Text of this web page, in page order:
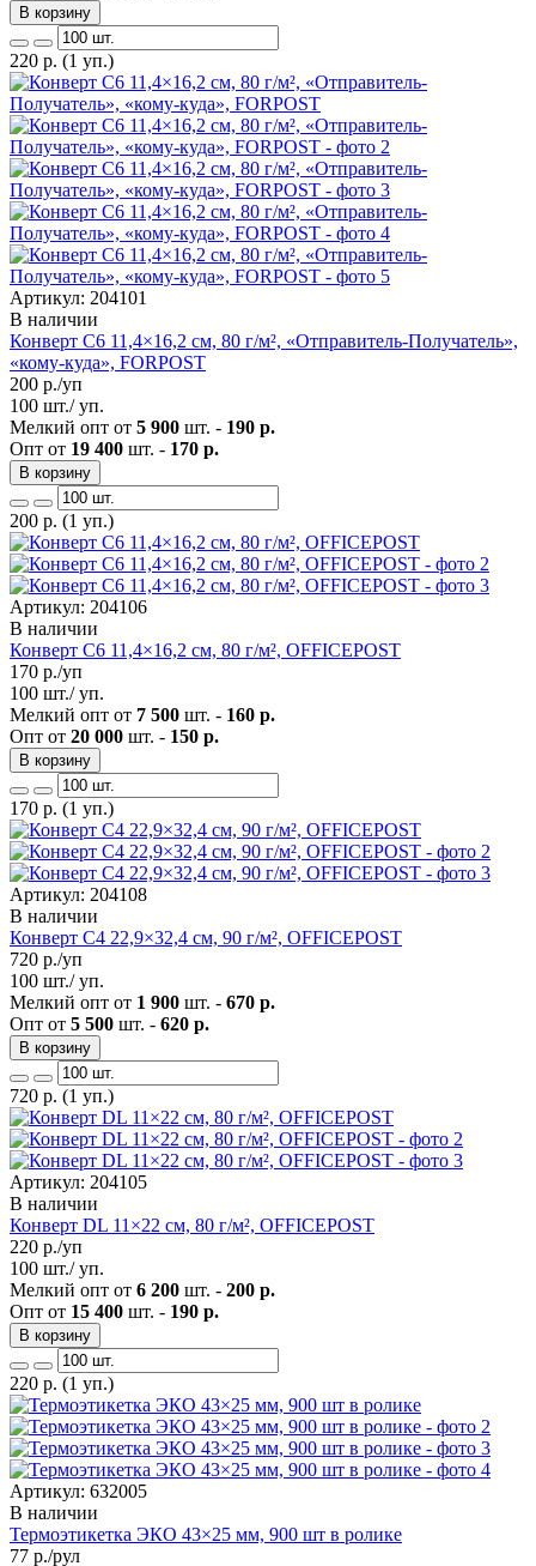
В корзину
220 р. (1 уп.)
Артикул: 204101
В наличии
Конверт C6 11,4×16,2 см, 80 г/м², «Отправитель-Получатель»,
«кому-куда», FORPOST
200 р./уп
100 шт./ уп.
Мелкий опт от 5 900 шт. - 190 р.
Опт от 19 400 шт. - 170 р.
В корзину
200 р. (1 уп.)
Артикул: 204106
В наличии
Конверт C6 11,4×16,2 см, 80 г/м², OFFICEPOST
170 р./уп
100 шт./ уп.
Мелкий опт от 7 500 шт. - 160 р.
Опт от 20 000 шт. - 150 р.
В корзину
170 р. (1 уп.)
Артикул: 204108
В наличии
Конверт C4 22,9×32,4 см, 90 г/м², OFFICEPOST
720 р./уп
100 шт./ уп.
Мелкий опт от 1 900 шт. - 670 р.
Опт от 5 500 шт. - 620 р.
В корзину
720 р. (1 уп.)
Артикул: 204105
В наличии
Конверт DL 11×22 см, 80 г/м², OFFICEPOST
220 р./уп
100 шт./ уп.
Мелкий опт от 6 200 шт. - 200 р.
Опт от 15 400 шт. - 190 р.
В корзину
220 р. (1 уп.)
Артикул: 632005
В наличии
Термоэтикетка ЭКО 43×25 мм, 900 шт в ролике
77 р./рул